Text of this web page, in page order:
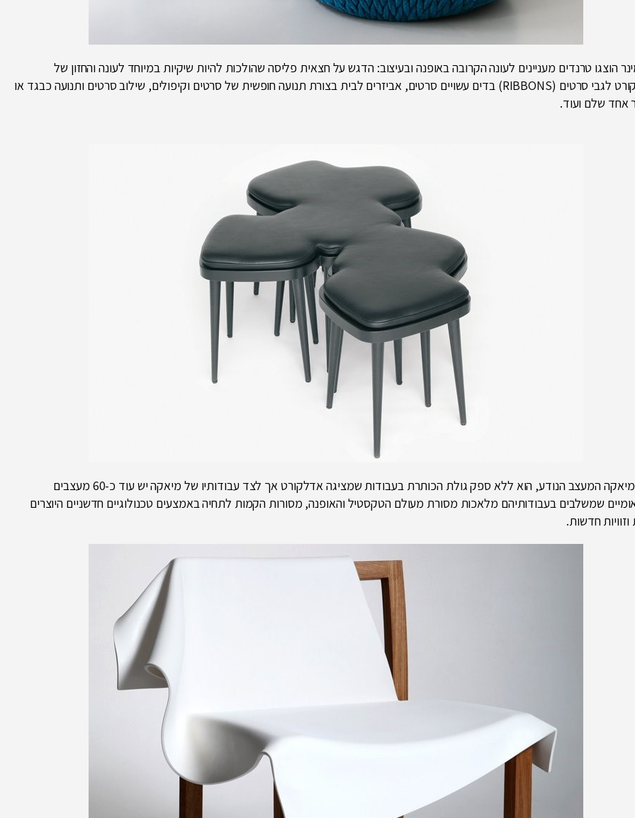
הוצגו טרנדים מעניינים לעונה הקרובה באופנה ובעיצוב: הדגש על חצאית פליסה שהולכות להיות שיקיות במיוחד לעונה והחזון של
אדלקורט לגבי סרטים (RIBBONS) בדים עשויים סרטים, אביזרים לבית בצורת תנועה חופשית של סרטים וקיפולים, שילוב סרטים ותנועה כבגד או
אחד שלם ועוד.
איסי מיאקה המעצב הנודע, הוא ללא ספק גולת הכותרת בעבודות שמציגה אדלקורט אך לצד עבודותיו של מיאקה יש עוד כ-60 מעצבים
שמשלבים בעבודותיהם מלאכות מסורת מעולם הטקסטיל והאופנה, מסורות הקמות לתחיה באמצעים טכנולוגיים חדשניים היוצרים
וזוויות חדשות.